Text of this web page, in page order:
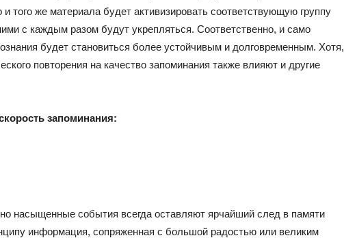
и того же материала будет активизировать соответствующую группу
с каждым разом будут укрепляться. Соответственно, и само
будет становиться более устойчивым и долговременным. Хотя,
повторения на качество запоминания также влияют и другие
запоминания:
насыщенные события всегда оставляют ярчайший след в памяти
информация, сопряженная с большой радостью или великим